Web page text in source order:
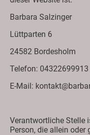
Barbara Salzinger
Lüttparten 6
24582 Bordesholm
Telefon: 04322699913
E-Mail:
Verantwortliche Stelle
Person, die allein